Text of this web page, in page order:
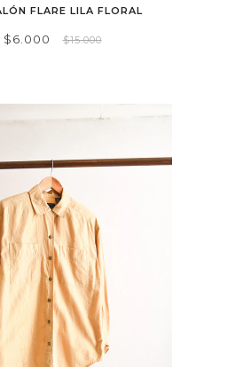
FLARE LILA FLORAL
$6.000 $15.000